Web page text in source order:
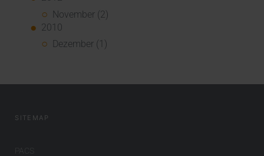
November (2)
2010
Dezember (1)
SITEMAP
PACS